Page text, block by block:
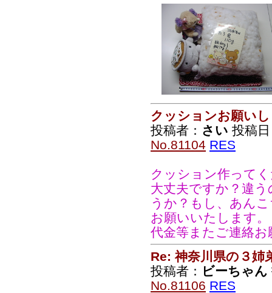
クッションお願い
投稿者： さい 投稿
No.81104 RES
クッション作って
大丈夫ですか？違
うか？もし、あん
お願いいたします。
代金等またご連絡
Re: 神奈川県の３姉
投稿者： ビーちゃん
No.81106 RES